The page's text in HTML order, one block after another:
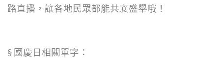
路直播，讓各地民眾都能共襄盛舉哦！
§ 國慶日相關單字：